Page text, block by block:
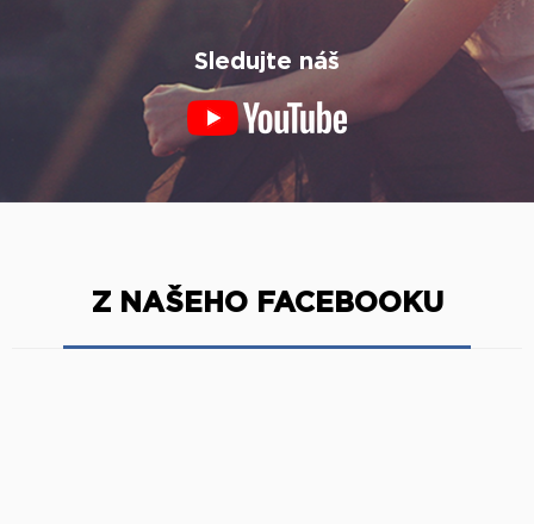
Sledujte náš
Z NAŠEHO FACEBOOKU